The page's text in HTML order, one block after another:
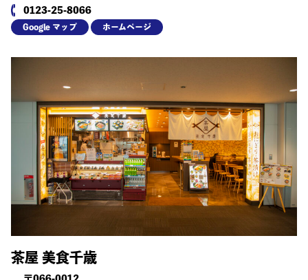
0123-25-8066
Google マップ ホームページ
茶屋 美食千歳